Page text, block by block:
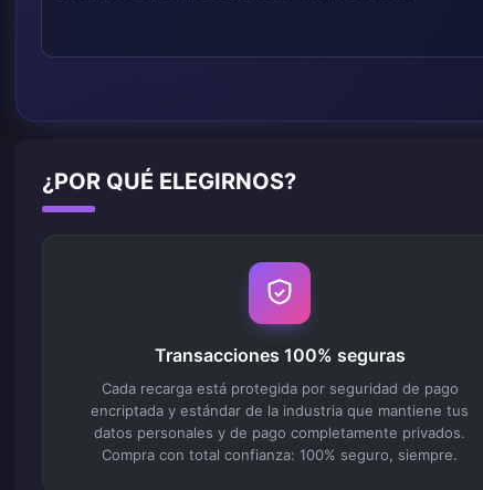
¿POR QUÉ ELEGIRNOS?
Transacciones 100% seguras
Cada recarga está protegida por seguridad de pago
encriptada y estándar de la industria que mantiene tus
datos personales y de pago completamente privados.
Compra con total confianza: 100% seguro, siempre.